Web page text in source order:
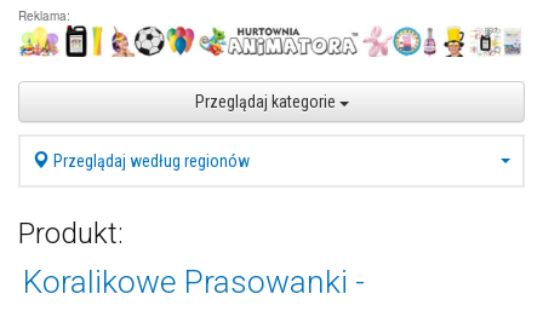
Reklama:
Przeglądaj kategorie
Przeglądaj według regionów
Produkt:
Koralikowe Prasowanki -